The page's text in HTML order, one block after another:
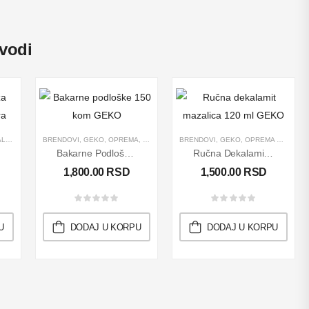
MAZALICE,PNEUMATSKI ALAT PODMAZIVANJE MAŠINA I OPREME,PROIZVODI
,OPREMA ZA SERVISE,PODMAZIVANJE MAŠINA I OPREME ,PROIZVODI
BRENDOVI GEKO, OPREMA OPREMA ZA SERVISE PROIZVODI,RUČNI ALATI
Bakarne Podloške 150 Kom GEKO
1,800.00 RSD
DODAJ U KORPU
BRENDOVI ,GEKO ,OPREMA ZA SERVISE
Ručna Dekalamit Mazalica 120 Ml GEKO
1,500.00 RSD
DODAJ U KORPU